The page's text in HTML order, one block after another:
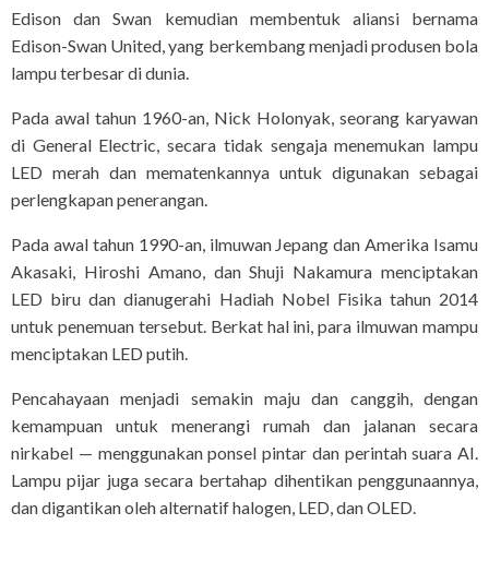
Edison dan Swan kemudian membentuk aliansi bernama
Edison-Swan United, yang berkembang menjadi produsen bola
lampu terbesar di dunia.
Pada awal tahun 1960-an, Nick Holonyak, seorang karyawan
di General Electric, secara tidak sengaja menemukan lampu
LED merah dan mematenkannya untuk digunakan sebagai
perlengkapan penerangan.
Pada awal tahun 1990-an, ilmuwan Jepang dan Amerika Isamu
Akasaki, Hiroshi Amano, dan Shuji Nakamura menciptakan
LED biru dan dianugerahi Hadiah Nobel Fisika tahun 2014
untuk penemuan tersebut. Berkat hal ini, para ilmuwan mampu
menciptakan LED putih.
Pencahayaan menjadi semakin maju dan canggih, dengan
kemampuan untuk menerangi rumah dan jalanan secara
nirkabel — menggunakan ponsel pintar dan perintah suara AI.
Lampu pijar juga secara bertahap dihentikan penggunaannya,
dan digantikan oleh alternatif halogen, LED, dan OLED.